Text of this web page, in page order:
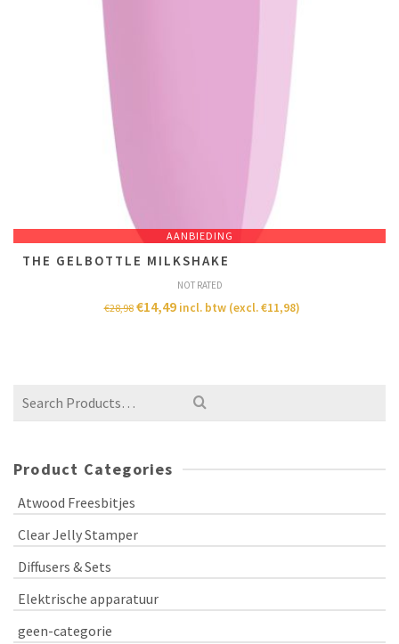
AANBIEDING
THE GELBOTTLE MILKSHAKE
NOT RATED
€28,98 €14,49 incl. btw (excl.€11,98)
Product Categories
Atwood Freesbitjes
Clear Jelly Stamper
Diffusers & Sets
Elektrische apparatuur
geen-categorie